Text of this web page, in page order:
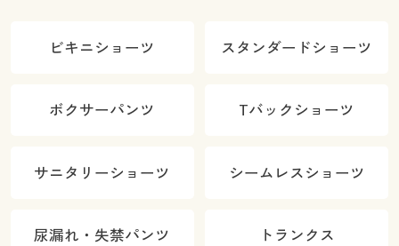
ビキニショーツ スタンダードショーツ
ボクサーパンツ Tバックショーツ
サニタリーショーツ シームレスショーツ
尿漏れ・失禁パンツ トランクス